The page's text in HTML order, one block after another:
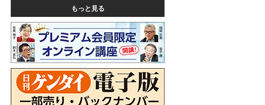
もっと見る